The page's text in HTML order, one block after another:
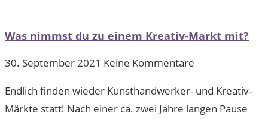
Was nimmst du zu einem Kreativ-Markt mit?
30. September 2021 Keine Kommentare
Endlich finden wieder Kunsthandwerker- und Kreativ-
Märkte statt! Nach einer ca. zwei Jahre langen Pause